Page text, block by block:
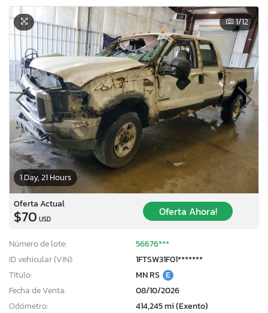
1 Day, 21 Hours
1/12
Oferta Actual
$70 USD
Oferta Ahora!
Número de lote:
56676***
ID vehicular (VIN):
1FTSW31F01*******
Título:
MN RS E
Fecha de Venta:
08/10/2026
Odómetro:
414,245 mi (Exento)